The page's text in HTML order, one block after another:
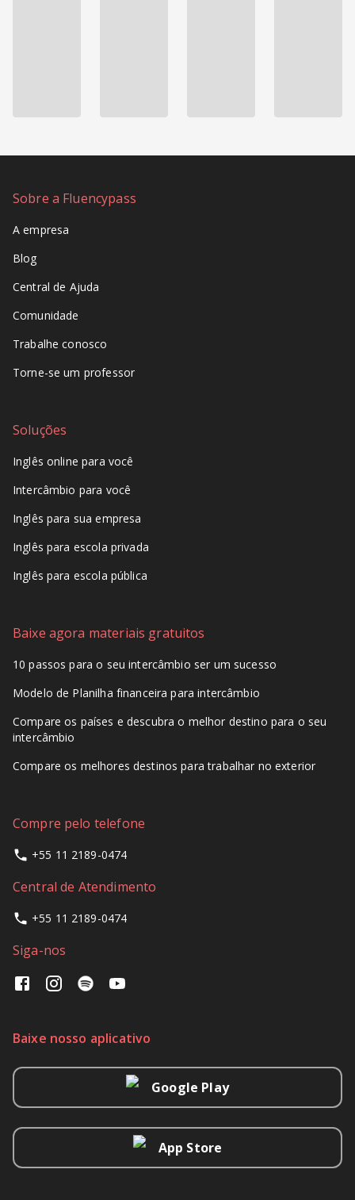
Sobre a Fluencypass
A empresa
Blog
Central de Ajuda
Comunidade
Trabalhe conosco
Torne-se um professor
Soluções
Inglês online para você
Intercâmbio para você
Inglês para sua empresa
Inglês para escola privada
Inglês para escola pública
Baixe agora materiais gratuitos
10 passos para o seu intercâmbio ser um sucesso
Modelo de Planilha financeira para intercâmbio
Compare os países e descubra o melhor destino para o seu
intercâmbio
Compare os melhores destinos para trabalhar no exterior
Compre pelo telefone
+55 11 2189-0474
Central de Atendimento
+55 11 2189-0474
Siga-nos
Baixe nosso aplicativo
Google Play
App Store